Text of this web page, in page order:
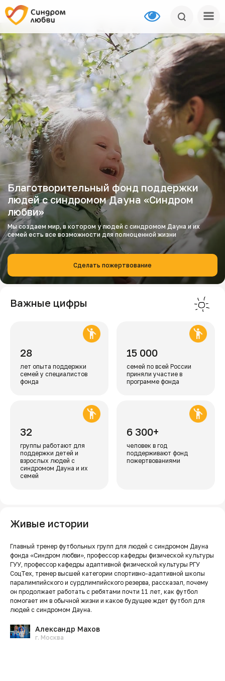
Благотворительный фонд поддержки
людей с синдромом Дауна «Синдром
любви»
Мы создаем мир, в котором у людей с синдромом Дауна и их
семей есть все возможности для полноценной жизни
Сделать пожертвование
Важные цифры
28
лет опыта поддержки
семей у специалистов
фонда
15 000
семей по всей России
приняли участие в
программе фонда
32
группы работают для
поддержки детей и
взрослых людей с
синдромом Дауна и их
семей
6 300+
человек в год
поддерживают фонд
пожертвованиями
Живые истории
Александр Махов
г. Москва
Главный тренер футбольных групп для людей с синдромом Дауна
фонда «Синдром любви», профессор кафедры физической культуры
ГУУ, профессор кафедры адаптивной физической культуры РГУ
СоцТех, тренер высшей категории спортивно-адаптивной школы
паралимпийского и сурдлимпийского резерва, рассказал, почему
он продолжает работать с ребятами почти 11 лет, как футбол
помогает им в обычной жизни и какое будущее ждет футбол для
людей с синдромом Дауна.